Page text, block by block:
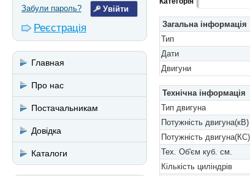
Забули пароль?
Реєстрація
Главная
Про нас
Постачальникам
Довідка
Каталоги
Загальна інформація
Тип
Дати
Двигуни
Технічна інформація
Тип двигуна
Потужність двигуна(кВ)
Потужність двигуна(КС)
Тех. Об'єм куб. см.
Кількість циліндрів